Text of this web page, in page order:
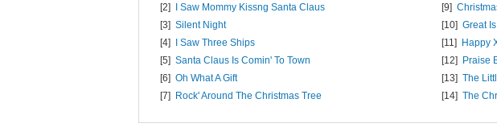
[2] I Saw Mommy Kissng Santa Claus
[3] Silent Night
[4] I Saw Three Ships
[5] Santa Claus Is Comin' To Town
[6] Oh What A Gift
[7] Rock' Around The Christmas Tree
[9]
[10] Great
[11] Happy
[12] Praise
[13] The
[14] The